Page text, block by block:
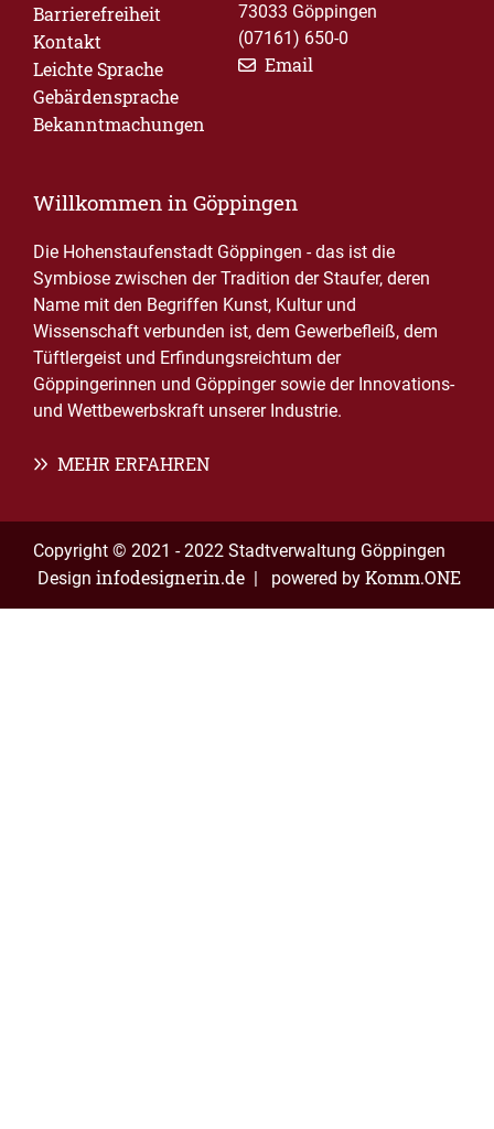
Barrierefreiheit
Kontakt
Leichte Sprache
Gebärdensprache
Bekanntmachungen
73033 Göppingen
(07161) 650-0
Email
Willkommen in Göppingen
Die Hohenstaufenstadt Göppingen - das ist die
Symbiose zwischen der Tradition der Staufer, deren
Name mit den Begriffen Kunst, Kultur und
Wissenschaft verbunden ist, dem Gewerbefleiß, dem
Tüftlergeist und Erfindungsreichtum der
Göppingerinnen und Göppinger sowie der Innovations-
und Wettbewerbskraft unserer Industrie.
MEHR ERFAHREN
Copyright © 2021 - 2022 Stadtverwaltung Göppingen
Design infodesignerin.de | powered by Komm.ONE